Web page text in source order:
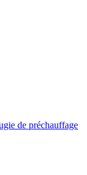
de préchauffage